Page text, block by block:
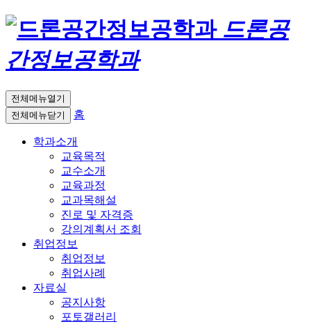
드론공
간정보공학과
전체메뉴열기
전체메뉴닫기
홈
학과소개
교육목적
교수소개
교육과정
교과목해설
진로 및 자격증
강의계획서 조회
취업정보
취업정보
취업사례
자료실
공지사항
포토갤러리